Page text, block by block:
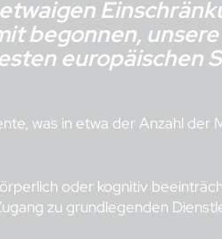
begonnen,
europäischen
was in etwa der Anzahl der
oder kognitiv
zu grundlegenden